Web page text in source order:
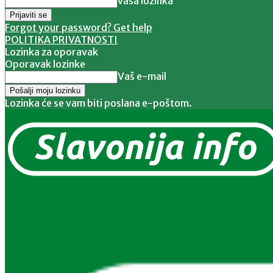
Forgot your password? Get help
POLITIKA PRIVATNOSTI
Lozinka za oporavak
Oporavak lozinke
Vaš e-mail
Lozinka će se vam biti poslana e-poštom.